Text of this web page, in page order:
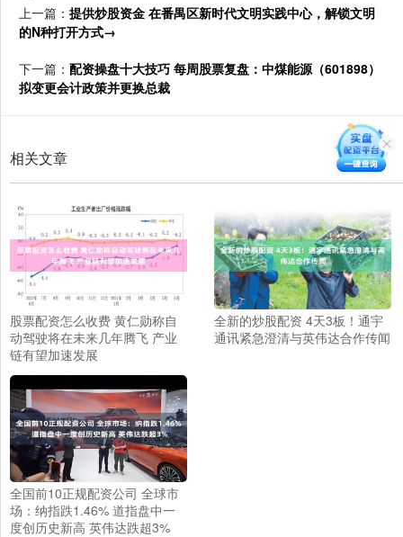
上一篇： 提供炒股资金 在番禺区新时代文明实践中心，解锁文明
的N种打开方式→
下一篇： 配资操盘十大技巧 每周股票复盘：中煤能源（601898）
拟变更会计政策并更换总裁
相关文章
股票配资怎么收费 黄仁勋称自
动驾驶将在未来几年腾飞 产业
链有望加速发展
全新的炒股配资 4天3板！通宇
通讯紧急澄清与英伟达合作传闻
全国前10正规配资公司 全球市
场：纳指跌1.46% 道指盘中一
度创历史新高 英伟达跌超3%